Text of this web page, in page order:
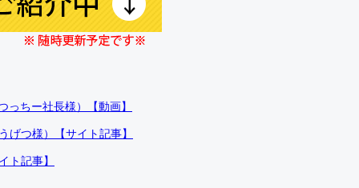
ちー社長様）【動画】
げつ様）【サイト記事】
ト記事】